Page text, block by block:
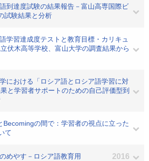
到達度試験の結果報告－富山高専国際ビ
試験結果と分析
学習達成度テストと教育目標・カリキュ
伏木高等学校、富山大学の調査結果から
における「ロシア語とロシア語学習に対
と学習者サポートのための自己評価型到
Becomingの間で：学習者の視点に立った
て
めやす－ロシア語教育用 2016